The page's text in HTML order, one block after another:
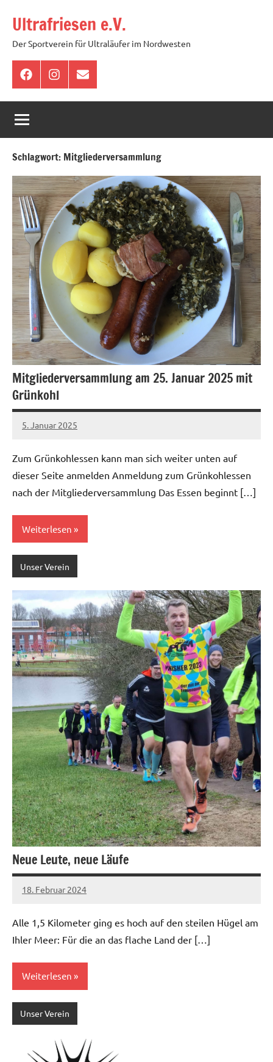
Inhalt
springen
Ultrafriesen e.V.
Der Sportverein für Ultraläufer im Nordwesten
FacebookInstagram
E-
Mail
Schlagwort: Mitgliederversammlung
Mitgliederversammlung am 25. Januar 2025 mit
Grünkohl
5. Januar 2025
admin
1 Kommentar
Zum Grünkohlessen kann man sich weiter unten auf
dieser Seite anmelden Anmeldung zum Grünkohlessen
nach der Mitgliederversammlung Das Essen beginnt […]
Weiterlesen
Unser Verein
Neue Leute, neue Läufe
18. Februar 2024
admin
Keine
Alle 1,5 Kilometer ging es hoch auf den steilen Hügel am
Ihler Meer: Für die an das flache Land der […]
Weiterlesen
Unser Verein